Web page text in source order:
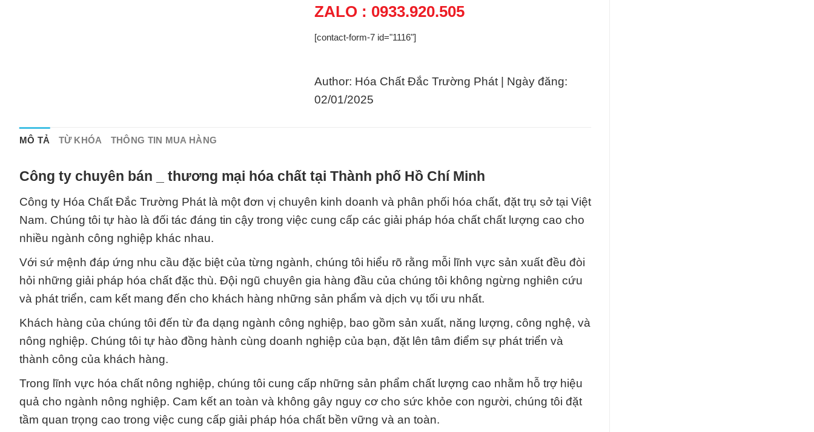
ZALO : 0933.920.505
[contact-form-7 id="1116"]
Author: Hóa Chất Đắc Trường Phát | Ngày đăng:
02/01/2025
MÔ TẢ TỪ KHÓA THÔNG TIN MUA HÀNG
Công ty chuyên bán _ thương mại hóa chất tại Thành phố Hồ Chí Minh
Công ty Hóa Chất Đắc Trường Phát là một đơn vị chuyên kinh doanh và phân phối hóa chất, đặt trụ sở tại Việt
Nam. Chúng tôi tự hào là đối tác đáng tin cậy trong việc cung cấp các giải pháp hóa chất chất lượng cao cho
nhiều ngành công nghiệp khác nhau.
Với sứ mệnh đáp ứng nhu cầu đặc biệt của từng ngành, chúng tôi hiểu rõ rằng mỗi lĩnh vực sản xuất đều đòi
hỏi những giải pháp hóa chất đặc thù. Đội ngũ chuyên gia hàng đầu của chúng tôi không ngừng nghiên cứu
và phát triển, cam kết mang đến cho khách hàng những sản phẩm và dịch vụ tối ưu nhất.
Khách hàng của chúng tôi đến từ đa dạng ngành công nghiệp, bao gồm sản xuất, năng lượng, công nghệ, và
nông nghiệp. Chúng tôi tự hào đồng hành cùng doanh nghiệp của bạn, đặt lên tâm điểm sự phát triển và
thành công của khách hàng.
Trong lĩnh vực hóa chất nông nghiệp, chúng tôi cung cấp những sản phẩm chất lượng cao nhằm hỗ trợ hiệu
quả cho ngành nông nghiệp. Cam kết an toàn và không gây nguy cơ cho sức khỏe con người, chúng tôi đặt
tầm quan trọng cao trong việc cung cấp giải pháp hóa chất bền vững và an toàn.